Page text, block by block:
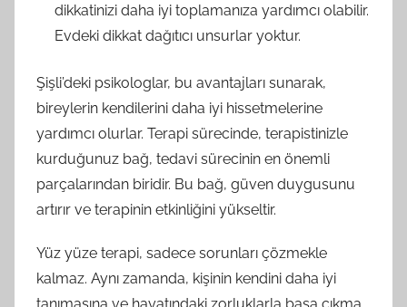
dikkatinizi daha iyi toplamanıza yardımcı olabilir.
Evdeki dikkat dağıtıcı unsurlar yoktur.
Şişli’deki psikologlar, bu avantajları sunarak,
bireylerin kendilerini daha iyi hissetmelerine
yardımcı olurlar. Terapi sürecinde, terapistinizle
kurduğunuz bağ, tedavi sürecinin en önemli
parçalarından biridir. Bu bağ, güven duygusunu
artırır ve terapinin etkinliğini yükseltir.
Yüz yüze terapi, sadece sorunları çözmekle
kalmaz. Aynı zamanda, kişinin kendini daha iyi
tanımasına ve hayatındaki zorluklarla başa çıkma